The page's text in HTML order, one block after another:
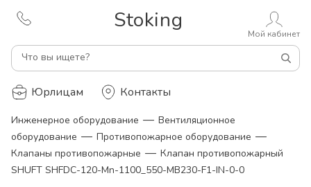
Stoking
Что вы ищете?
Мой кабинет
Юрлицам Контакты
Инженерное оборудование — Вентиляционное
оборудование — Противопожарное оборудование —
Клапаны противопожарные — Клапан противопожарный
SHUFT SHFDC-120-Mn-1100_550-MB230-F1-IN-0-0